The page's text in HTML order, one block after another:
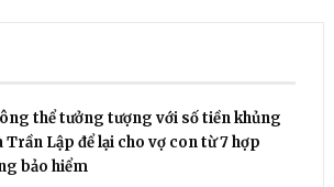
thể tưởng tượng với số tiền khủng
Trần Lập để lại cho vợ con từ 7 hợp
bảo hiểm